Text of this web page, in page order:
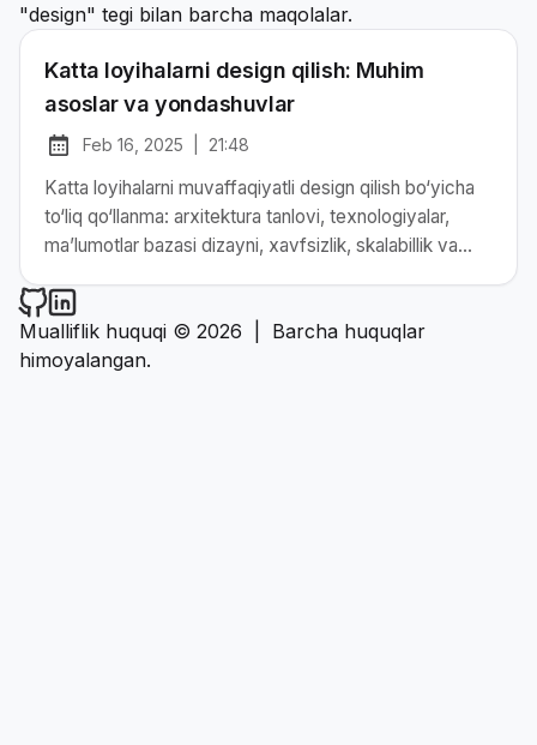
"design" tegi bilan barcha maqolalar.
Katta loyihalarni design qilish: Muhim
asoslar va yondashuvlar
Chop etilgan:
Feb 16, 2025
at 21:48
Katta loyihalarni muvaffaqiyatli design qilish bo‘yicha
to‘liq qo‘llanma: arxitektura tanlovi, texnologiyalar,
ma’lumotlar bazasi dizayni, xavfsizlik, skalabillik va
Narzullayev.uz on Github
Narzullayev.uz on LinkedIn
Mualliflik huquqi © 2026
Barcha huquqlar
himoyalangan.